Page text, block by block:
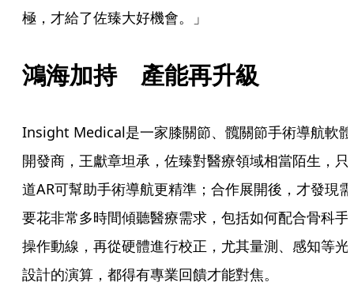
極，才給了佐臻大好機會。」
鴻海加持　產能再升級
Insight Medical是一家膝關節、髖關節手術導航軟體
開發商，王獻章坦承，佐臻對醫療領域相當陌生，只
道AR可幫助手術導航更精準；合作展開後，才發現需
要花非常多時間傾聽醫療需求，包括如何配合骨科手
操作動線，再從硬體進行校正，尤其量測、感知等光
設計的演算，都得有專業回饋才能對焦。